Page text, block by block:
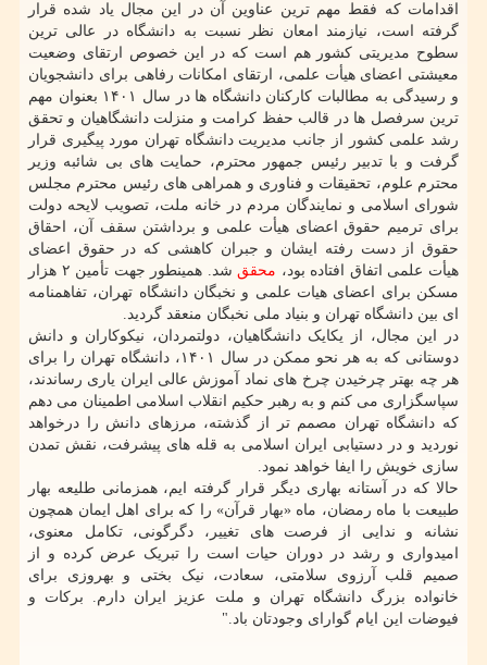
اقدامات که فقط مهم ترین عناوین آن در این مجال یاد شده قرار
گرفته است، نیازمند امعان نظر نسبت به دانشگاه در عالی ترین
سطوح مدیریتی کشور هم است که در این خصوص ارتقای وضعیت
معیشتی اعضای هیأت علمی، ارتقای امکانات رفاهی برای دانشجویان
و رسیدگی به مطالبات کارکنان دانشگاه ها در سال ۱۴۰۱ بعنوان مهم
ترین سرفصل ها در قالب حفظ کرامت و منزلت دانشگاهیان و تحقق
رشد علمی کشور از جانب مدیریت دانشگاه تهران مورد پیگیری قرار
گرفت و با تدبیر رئیس جمهور محترم، حمایت های بی شائبه وزیر
محترم علوم، تحقیقات و فناوری و همراهی های رئیس محترم مجلس
شورای اسلامی و نمایندگان مردم در خانه ملت، تصویب لایحه دولت
برای ترمیم حقوق اعضای هیأت علمی و برداشتن سقف آن، احقاق
حقوق از دست رفته ایشان و جبران کاهشی که در حقوق اعضای
هیأت علمی اتفاق افتاده بود، محقق
شد. همینطور جهت تأمین ۲ هزار
مسکن برای اعضای هیات علمی و نخبگان دانشگاه تهران، تفاهمنامه
ای بین دانشگاه تهران و بنیاد ملی نخبگان منعقد گردید.
در این مجال، از یکایک دانشگاهیان، دولتمردان، نیکوکاران و دانش
دوستانی که به هر نحو ممکن در سال ۱۴۰۱، دانشگاه تهران را برای
هر چه بهتر چرخیدن چرخ های نماد آموزش عالی ایران یاری رساندند،
سپاسگزاری می کنم و به رهبر حکیم انقلاب اسلامی اطمینان می دهم
که دانشگاه تهران مصمم تر از گذشته، مرزهای دانش را درخواهد
نوردید و در دستیابی ایران اسلامی به قله های پیشرفت، نقش تمدن
سازی خویش را ایفا خواهد نمود.
حالا که در آستانه بهاری دیگر قرار گرفته ایم، همزمانی طلیعه بهار
طبیعت با ماه رمضان، ماه «بهار قرآن» را که برای اهل ایمان همچون
نشانه و ندایی از فرصت های تغییر، دگرگونی، تکامل معنوی،
امیدواری و رشد در دوران حیات است را تبریک عرض کرده و از
صمیم قلب آرزوی سلامتی، سعادت، نیک بختی و بهروزی برای
خانواده بزرگ دانشگاه تهران و ملت عزیز ایران دارم. برکات و
فیوضات این ایام گوارای وجودتان باد."